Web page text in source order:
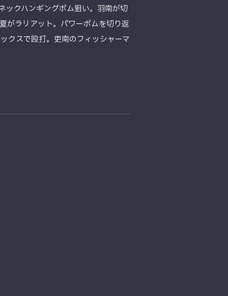
ックハンギングボム狙い。羽南が切
がラリアット。パワーボムを切り返
クスで殴打。吏南のフィッシャーマ